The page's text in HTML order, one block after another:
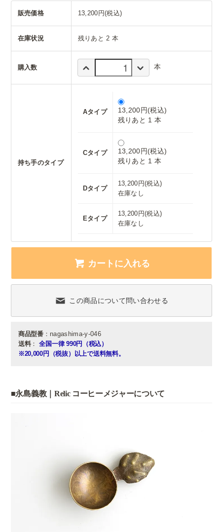
販売価格 13,200円(税込)
在庫状況 残りあと 2 本
購入数 本
持ち手のタイプ
Aタイプ
13,200円(税込)
残りあと 1 本
Cタイプ
13,200円(税込)
残りあと 1 本
Dタイプ
13,200円(税込)
在庫なし
Eタイプ
13,200円(税込)
在庫なし
カートに入れる
この商品について問い合わせる
商品型番：nagashima-y-046
送料： 全国一律 990円（税込）
※20,000円（税抜）以上で送料無料。
■永島義教｜Relic コーヒーメジャーについて